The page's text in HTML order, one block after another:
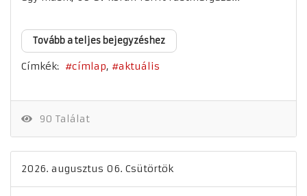
Tovább a teljes bejegyzéshez
Címkék: címlap aktuális
90 Találat
2026. augusztus 06. Csütörtök